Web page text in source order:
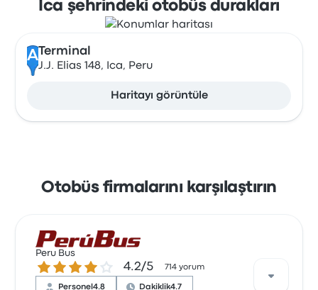
Ica şehrindeki otobüs durakları
A Terminal
J.J. Elias 148, Ica, Peru
Haritayı görüntüle
Otobüs firmalarını karşılaştırın
Peru Bus
4.2 üzerinden 5 yıldız
4.2/5 714 yorum
Personel4.8 Dakiklik4.7